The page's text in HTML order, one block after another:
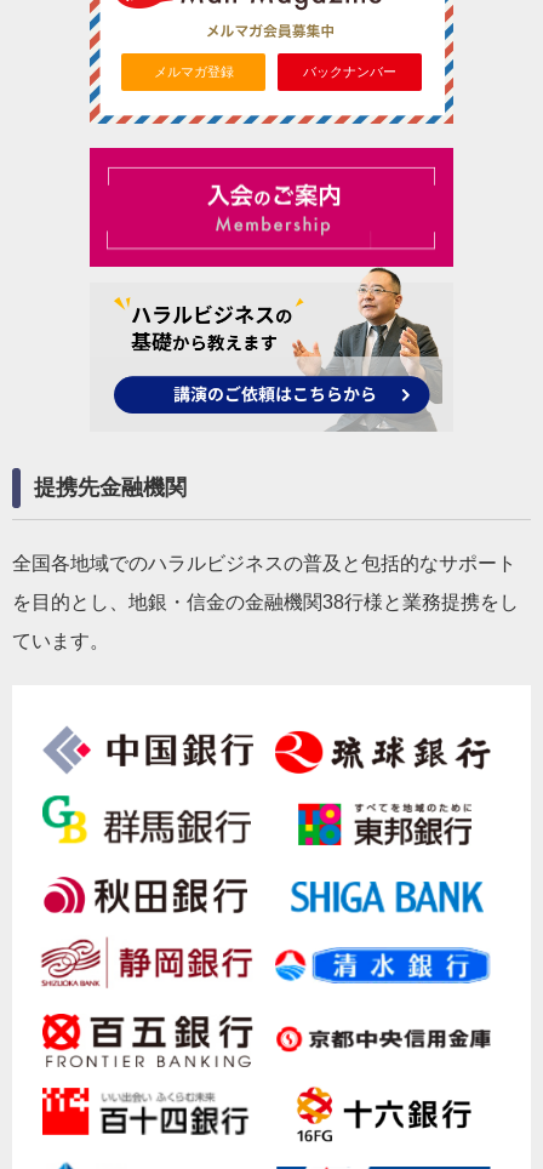
メルマガ登録 バックナンバー
提携先金融機関
全国各地域でのハラルビジネスの普及と包括的なサポート
を目的とし、地銀・信金の金融機関38行様と業務提携をし
ています。